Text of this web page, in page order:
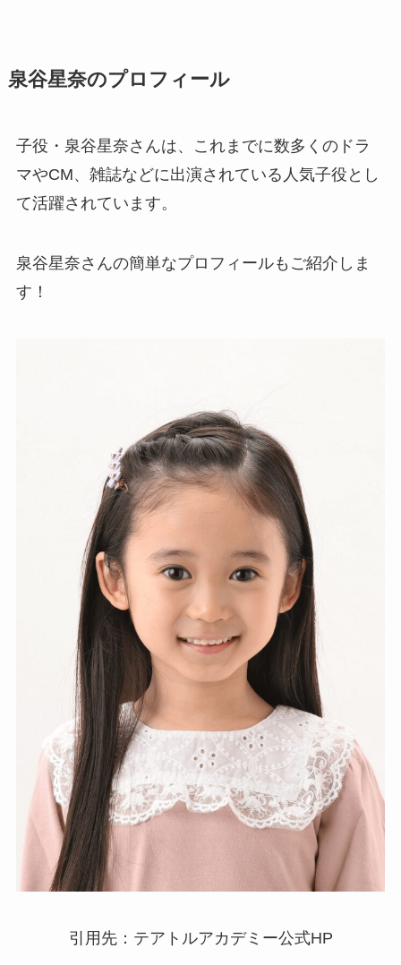
泉谷星奈のプロフィール
子役・泉谷星奈さんは、これまでに数多くのドラ
マやCM、雑誌などに出演されている人気子役とし
て活躍されています。
泉谷星奈さんの簡単なプロフィールもご紹介しま
す！
引用先：テアトルアカデミー公式HP